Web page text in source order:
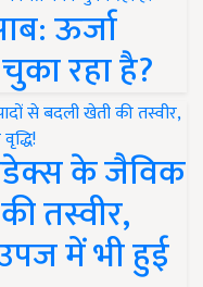
ऊर्जा
रहा है?
के जैविक
तस्वीर,
में भी हुई